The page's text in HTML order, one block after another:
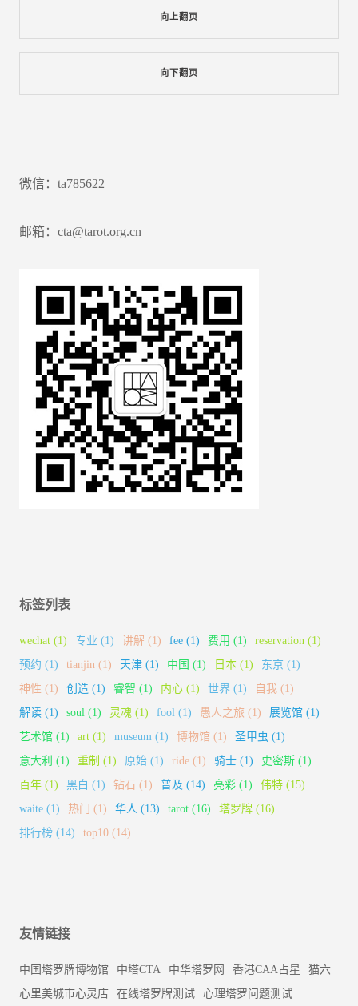
向上翻页
向下翻页
微信：ta785622
邮箱：cta@tarot.org.cn
标签列表
wechat (1) 专业 (1) 讲解 (1) fee (1) 费用 (1) reservation (1)
预约 (1) tianjin (1) 天津 (1) 中国 (1) 日本 (1) 东京 (1)
神性 (1) 创造 (1) 睿智 (1) 内心 (1) 世界 (1) 自我 (1)
解读 (1) soul (1) 灵魂 (1) fool (1) 愚人之旅 (1) 展览馆 (1)
艺术馆 (1) art (1) museum (1) 博物馆 (1) 圣甲虫 (1)
意大利 (1) 重制 (1) 原始 (1) ride (1) 骑士 (1) 史密斯 (1)
百年 (1) 黑白 (1) 钻石 (1) 普及 (14) 亮彩 (1) 伟特 (15)
waite (1) 热门 (1) 华人 (13) tarot (16) 塔罗牌 (16)
排行榜 (14) top10 (14)
友情链接
中国塔罗牌博物馆 中塔CTA 中华塔罗网 香港CAA占星
猫六
心里美城市心灵店
在线塔罗牌测试 心理塔罗问题测试